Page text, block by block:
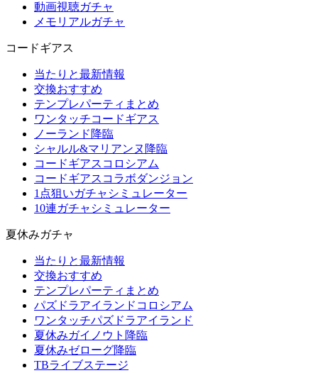
動画視聴ガチャ
メモリアルガチャ
コードギアス
当たりと最新情報
交換おすすめ
テンプレパーティまとめ
ワンタッチコードギアス
ノーランド降臨
シャルル&マリアンヌ降臨
コードギアスコロシアム
コードギアスコラボダンジョン
1点狙いガチャシミュレーター
10連ガチャシミュレーター
夏休みガチャ
当たりと最新情報
交換おすすめ
テンプレパーティまとめ
パズドラアイランドコロシアム
ワンタッチパズドラアイランド
夏休みガイノウト降臨
夏休みゼローグ降臨
TBライブステージ